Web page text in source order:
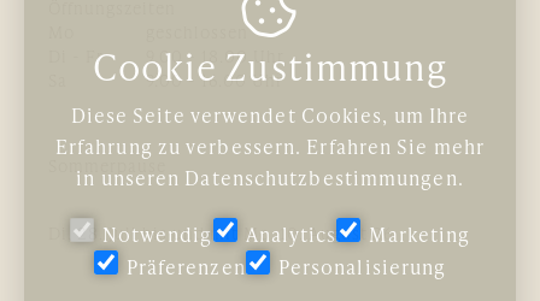
Di - Fr
geschlossen
9.00 - 18.00 Uhr
9.00 - 16.00 Uhr
Sommerpause
Di, 28. Juli bis und mit Mo, 10. August 26
Cookie Zustimmung
Diese Seite verwendet Cookies, um Ihre
Erfahrung zu verbessern. Erfahren Sie mehr
in unseren Datenschutzbestimmungen.
Notwendig Analytics
Marketing
Präferenzen
Personalisierung